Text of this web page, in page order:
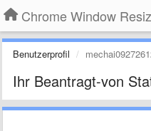
Chrome Window
Benutzerprofil
Ihr Beantragt-von